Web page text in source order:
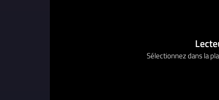
Sélectionnez dans la